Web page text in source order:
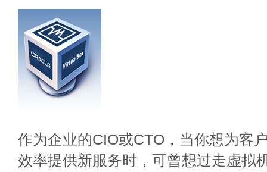
作为企业的CIO或CTO，当你想为客
效率提供新服务时，可曾想过走虚拟